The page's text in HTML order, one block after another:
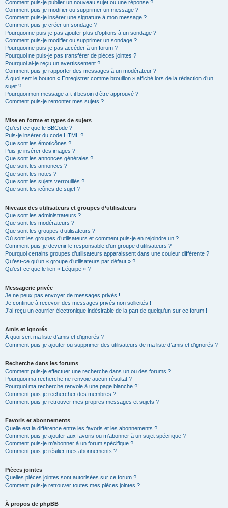
Comment puis-je publier un nouveau sujet ou une réponse ?
Comment puis-je modifier ou supprimer un message ?
Comment puis-je insérer une signature à mon message ?
Comment puis-je créer un sondage ?
Pourquoi ne puis-je pas ajouter plus d’options à un sondage ?
Comment puis-je modifier ou supprimer un sondage ?
Pourquoi ne puis-je pas accéder à un forum ?
Pourquoi ne puis-je pas transférer de pièces jointes ?
Pourquoi ai-je reçu un avertissement ?
Comment puis-je rapporter des messages à un modérateur ?
À quoi sert le bouton « Enregistrer comme brouillon » affiché lors de la rédaction d’un
sujet ?
Pourquoi mon message a-t-il besoin d’être approuvé ?
Comment puis-je remonter mes sujets ?
Mise en forme et types de sujets
Qu’est-ce que le BBCode ?
Puis-je insérer du code HTML ?
Que sont les émoticônes ?
Puis-je insérer des images ?
Que sont les annonces générales ?
Que sont les annonces ?
Que sont les notes ?
Que sont les sujets verrouillés ?
Que sont les icônes de sujet ?
Niveaux des utilisateurs et groupes d’utilisateurs
Que sont les administrateurs ?
Que sont les modérateurs ?
Que sont les groupes d’utilisateurs ?
Où sont les groupes d’utilisateurs et comment puis-je en rejoindre un ?
Comment puis-je devenir le responsable d’un groupe d’utilisateurs ?
Pourquoi certains groupes d’utilisateurs apparaissent dans une couleur différente ?
Qu’est-ce qu’un « groupe d’utilisateurs par défaut » ?
Qu’est-ce que le lien « L’équipe » ?
Messagerie privée
Je ne peux pas envoyer de messages privés !
Je continue à recevoir des messages privés non sollicités !
J’ai reçu un courrier électronique indésirable de la part de quelqu’un sur ce forum !
Amis et ignorés
À quoi sert ma liste d’amis et d’ignorés ?
Comment puis-je ajouter ou supprimer des utilisateurs de ma liste d’amis et d’ignorés ?
Recherche dans les forums
Comment puis-je effectuer une recherche dans un ou des forums ?
Pourquoi ma recherche ne renvoie aucun résultat ?
Pourquoi ma recherche renvoie à une page blanche ?!
Comment puis-je rechercher des membres ?
Comment puis-je retrouver mes propres messages et sujets ?
Favoris et abonnements
Quelle est la différence entre les favoris et les abonnements ?
Comment puis-je ajouter aux favoris ou m’abonner à un sujet spécifique ?
Comment puis-je m’abonner à un forum spécifique ?
Comment puis-je résilier mes abonnements ?
Pièces jointes
Quelles pièces jointes sont autorisées sur ce forum ?
Comment puis-je retrouver toutes mes pièces jointes ?
À propos de phpBB